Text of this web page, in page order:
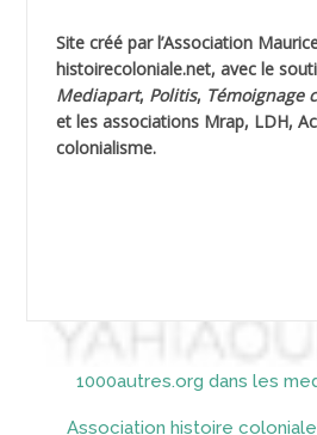
AHLOUCHE Mabrouk *
AIBLIED Ahmed
AICHEKADRA Sid Ahmed
AICI (ou AISSI) Laïd
Site créé par l’Association
histoirecoloniale.net, avec le
Mediapart, Politis, Témoignage
et les associations Mrap, LDH,
colonialisme.
1000autres.org dans les
Association histoire